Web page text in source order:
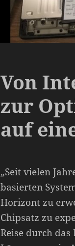
Von
zur
auf
„Seit vielen
basierten
Horizont zu
Chipsatz zu
Reise durch